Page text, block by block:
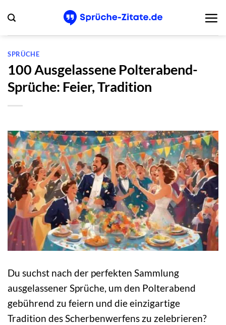
Inhalt
springen
SPRÜCHE
100 Ausgelassene Polterabend-
Sprüche: Feier, Tradition
Du suchst nach der perfekten Sammlung
ausgelassener Sprüche, um den Polterabend
gebührend zu feiern und die einzigartige
Tradition des Scherbenwerfens zu zelebrieren?